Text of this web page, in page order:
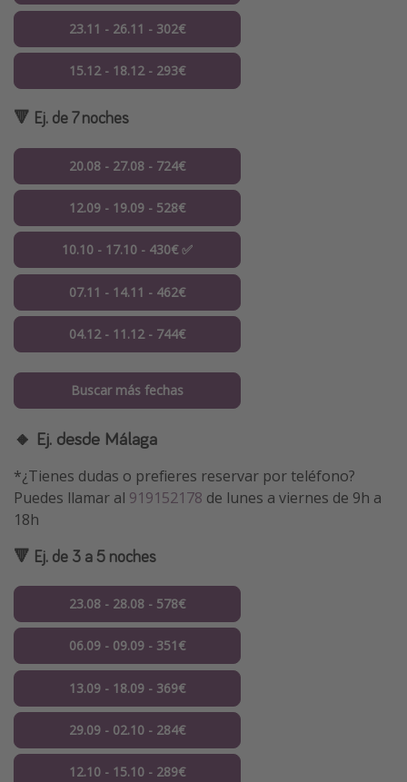
23.11 - 26.11 - 302€
15.12 - 18.12 - 293€
🔻 Ej. de 7 noches
20.08 - 27.08 - 724€
12.09 - 19.09 - 528€
10.10 - 17.10 - 430€ ✅
07.11 - 14.11 - 462€
04.12 - 11.12 - 744€
Buscar más fechas
🔸 Ej. desde Málaga
*¿Tienes dudas o prefieres reservar por teléfono?
Puedes llamar al 919152178 de lunes a viernes de 9h a
18h
🔻 Ej. de 3 a 5 noches
23.08 - 28.08 - 578€
06.09 - 09.09 - 351€
13.09 - 18.09 - 369€
29.09 - 02.10 - 284€
12.10 - 15.10 - 289€